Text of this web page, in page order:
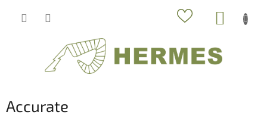
Accurate